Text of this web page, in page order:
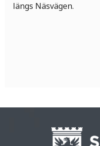
längs Näsvägen.